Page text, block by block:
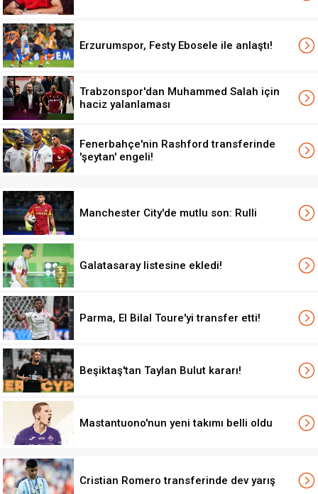
Erzurumspor, Festy Ebosele ile anlaştı!
Trabzonspor'dan Muhammed Salah için
haciz yalanlaması
Fenerbahçe'nin Rashford transferinde
'şeytan' engeli!
Manchester City'de mutlu son: Rulli
Galatasaray listesine ekledi!
Parma, El Bilal Toure'yi transfer etti!
Beşiktaş'tan Taylan Bulut kararı!
Mastantuono'nun yeni takımı belli oldu
Cristian Romero transferinde dev yarış